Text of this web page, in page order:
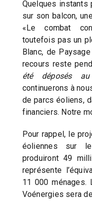
Quelques
sur son balcon,
«Le combat
toutefois pas un
Blanc, de
recours reste
été déposés
continuerons à
de parcs éoliens,
financiers. Notre
Pour rappel, le
éoliennes sur
produiront 49
représente
11 000 ménages.
Voénergies sera